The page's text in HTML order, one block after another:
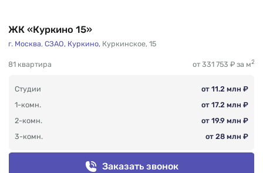
ЖК «Куркино 15»
г. Москва, СЗАО, Куркино, Куркинское, 15
81 квартира от 331 753 ₽ за м2
Студии
от 11.2 млн ₽
1-комн.
от 17.2 млн ₽
2-комн.
от 19.9 млн ₽
3-комн.
от 28 млн ₽
Заказать звонок